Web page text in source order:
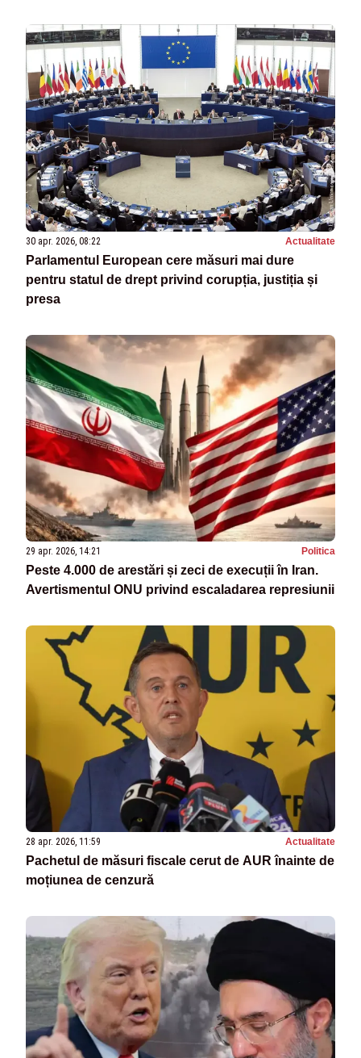
30 apr. 2026, 08:22 Actualitate
Parlamentul European cere măsuri mai dure
pentru statul de drept privind corupția, justiția și
presa
29 apr. 2026, 14:21 Politica
Peste 4.000 de arestări și zeci de execuții în Iran.
Avertismentul ONU privind escaladarea represiunii
28 apr. 2026, 11:59 Actualitate
Pachetul de măsuri fiscale cerut de AUR înainte de
moțiunea de cenzură